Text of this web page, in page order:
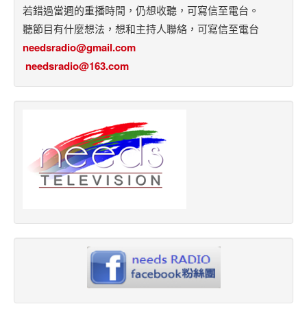
若錯過當週的重播時間，仍想收聽，可寫信至電台。
聽節目有什麼想法，想和主持人聯絡，可寫信至電台
needsradio@gmail.com
needsradio@163.com